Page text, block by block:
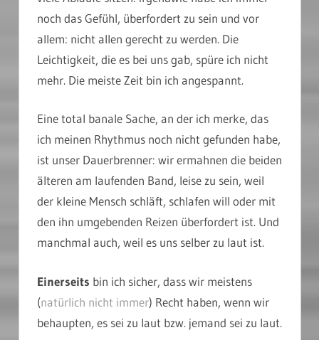
noch das Gefühl, überfordert zu sein und vor
allem: nicht allen gerecht zu werden. Die
Leichtigkeit, die es bei uns gab, spüre ich nicht
mehr. Die meiste Zeit bin ich angespannt.
Eine total banale Sache, an der ich merke, das
ich meinen Rhythmus noch nicht gefunden habe,
ist unser Dauerbrenner: wir ermahnen die beiden
älteren am laufenden Band, leise zu sein, weil
der kleine Mensch schläft, schlafen will oder mit
den ihn umgebenden Reizen überfordert ist. Und
manchmal auch, weil es uns selber zu laut ist.
Einerseits bin ich sicher, dass wir meistens
(natürlich nicht immer) Recht haben, wenn wir
behaupten, es sei zu laut bzw. jemand sei zu laut.